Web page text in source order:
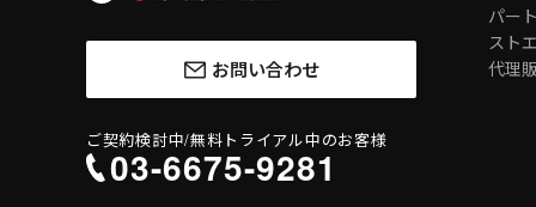
お問い合わせ
ご契約検討中/無料トライアル中のお客様
03-6675-9281
パー
スト
代理